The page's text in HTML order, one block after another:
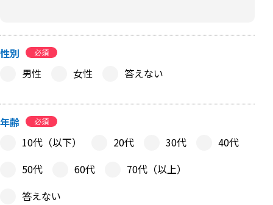
性別 必須
男性 女性 答えない
年齢 必須
10代（以下） 20代 30代
40代
50代
60代
70代（以上）
答えない